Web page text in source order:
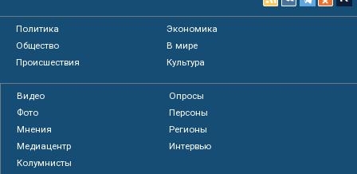
Политика
Экономика
Общество
В мире
Происшествия
Культура
Видео
Опросы
Фото
Персоны
Мнения
Регионы
Медиацентр
Интервью
Колумнисты